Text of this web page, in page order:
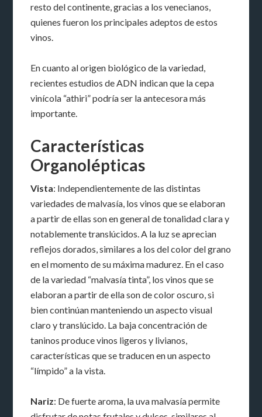
resto del continente, gracias a los venecianos,
quienes fueron los principales adeptos de estos
vinos.
En cuanto al origen biológico de la variedad,
recientes estudios de ADN indican que la cepa
vinícola “athiri” podría ser la antecesora más
importante.
Características
Organolépticas
Vista: Independientemente de las distintas
variedades de malvasía, los vinos que se elaboran
a partir de ellas son en general de tonalidad clara y
notablemente translúcidos. A la luz se aprecian
reflejos dorados, similares a los del color del grano
en el momento de su máxima madurez. En el caso
de la variedad “malvasía tinta”, los vinos que se
elaboran a partir de ella son de color oscuro, si
bien continúan manteniendo un aspecto visual
claro y translúcido. La baja concentración de
taninos produce vinos ligeros y livianos,
características que se traducen en un aspecto
“límpido” a la vista.
Nariz: De fuerte aroma, la uva malvasía permite